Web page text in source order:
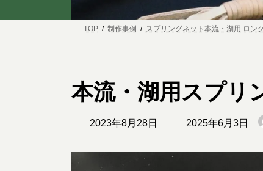
TOP 制作事例 スプリングネット本流・湖用 ロン
本流・湖用スプ
2023年8月28日
最
2025年6月3日